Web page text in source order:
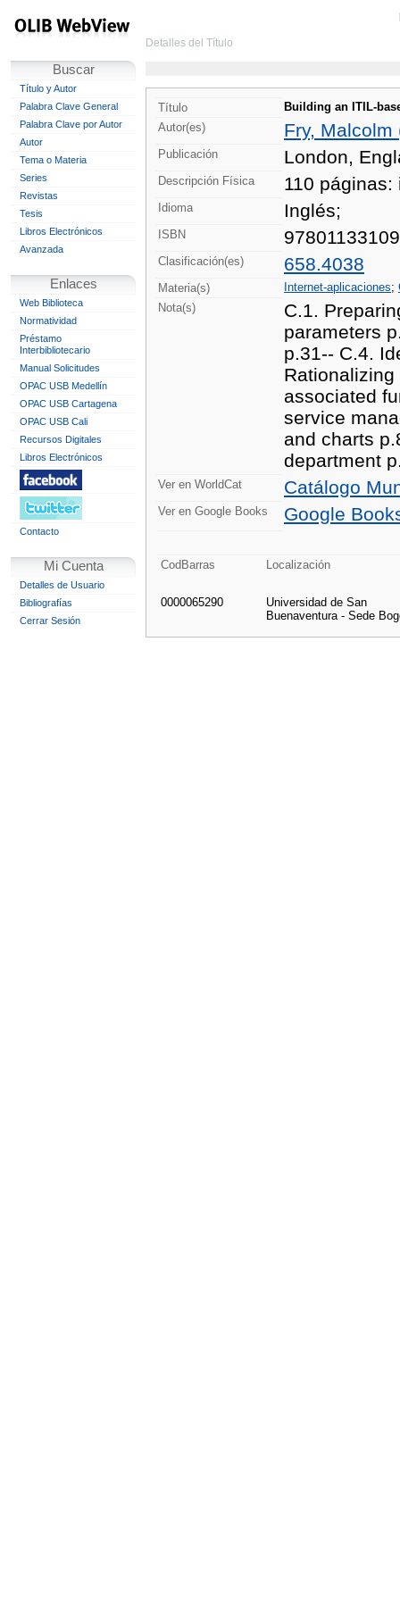
Buscar
Título y Autor
Palabra Clave General
Palabra Clave por Autor
Autor
Tema o Materia
Series
Revistas
Tesis
Libros Electrónicos
Avanzada
Enlaces
Web Biblioteca
Normatividad
Préstamo
Interbibliotecario
Manual Solicitudes
OPAC USB Medellín
OPAC USB Cartagena
OPAC USB Cali
Recursos Digitales
Libros Electrónicos
Contacto
Mi Cuenta
Detalles de Usuario
Bibliografías
Cerrar Sesión
Detalles del Título
Título
Building an ITIL-
Autor(es)
Fry, Malcolm
Publicación London,
Descripción Física 110
Idioma Inglés;
ISBN
Clasificación(es) 658.4038
Materia(s) Internet-aplicaciones;
Nota(s)
C.1.
parameters
p.31-- C.4.
associated
service
and charts
department
Ver en WorldCat Catálogo
Ver en Google Books Google
CodBarras Localización
0000065290
Universidad de San
Buenaventura - Sede